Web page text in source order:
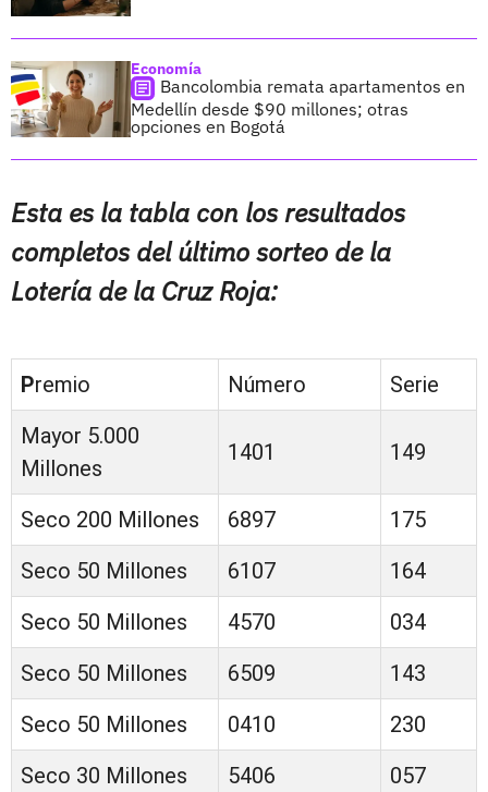
Economía
Bancolombia remata apartamentos en
Medellín desde $90 millones; otras
opciones en Bogotá
Esta es la tabla con los resultados
completos del último sorteo de la
Lotería de la Cruz Roja:
Premio Número
Serie
Mayor 5.000
Millones
1401 149
Seco 200 Millones 6897
175
Seco 50 Millones
6107
164
Seco 50 Millones
4570
034
Seco 50 Millones
6509
143
Seco 50 Millones
0410
230
Seco 30 Millones
5406
057